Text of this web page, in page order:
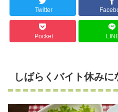
Twitter
Pocket
しばらくバイト休みに